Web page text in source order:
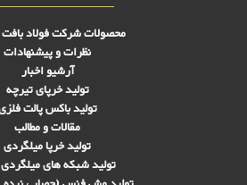
محصولات شرکت فولاد
نظرات و پیشنهادات
آرشیو اخبار
تولید خرپای تیرچه
تولید باکس پالت
مقالات و مطالب
تولید خرپا میلگردی
تولید شبکه های